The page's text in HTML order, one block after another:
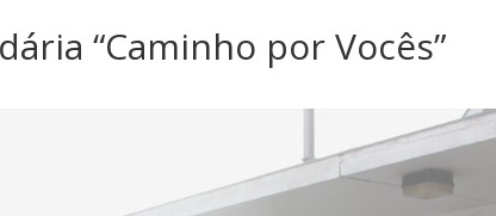
“Caminho por Vocês”